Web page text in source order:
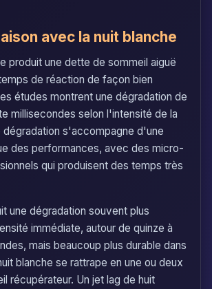
avec la nuit blanche
produit une dette de sommeil aiguë
de réaction de façon bien
études montrent une dégradation de
millisecondes selon l'intensité de la
s'accompagne d'une
des performances, avec des micro-
qui produisent des temps très
une dégradation souvent plus
immédiate, autour de quinze à
mais beaucoup plus durable dans
blanche se rattrape en une ou deux
récupérateur. Un jet lag de huit